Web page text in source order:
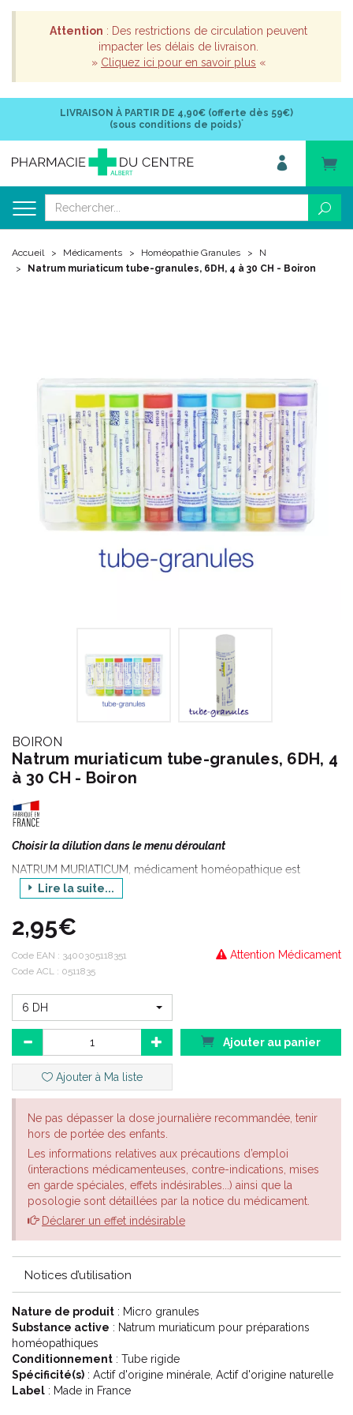
Attention : Des restrictions de circulation peuvent
impacter les délais de livraison.
» Cliquez ici pour en savoir plus «
LIVRAISON À PARTIR DE 4,90€ (offerte dès 59€)
(sous conditions de poids)*
Accueil Médicaments Homéopathie Granules
N
Natrum muriaticum tube-granules, 6DH, 4 à 30 CH - Boiron
BOIRON
Natrum muriaticum tube-granules, 6DH, 4
à 30 CH - Boiron
Choisir la dilution dans le menu déroulant
NATRUM MURIATICUM, médicament homéopathique est
préparé à partir du Sel marin, ou chlorure de sodium marin.
Lire la suite...
2,95€
Attention Médicament
Code EAN : 3400305118351
Code ACL : 0511835
6 DH
Ajouter au panier
Ajouter à Ma liste
Ne pas dépasser la dose journalière recommandée, tenir
hors de portée des enfants.
Les informations relatives aux précautions d’emploi
(interactions médicamenteuses, contre-indications, mises
en garde spéciales, effets indésirables...) ainsi que la
posologie sont détaillées par la notice du médicament.
Déclarer un effet indésirable
Notices d’utilisation
Nature de produit : Micro granules
Substance active : Natrum muriaticum pour préparations
homéopathiques
Conditionnement : Tube rigide
Spécificité(s) : Actif d'origine minérale, Actif d'origine naturelle
Label : Made in France